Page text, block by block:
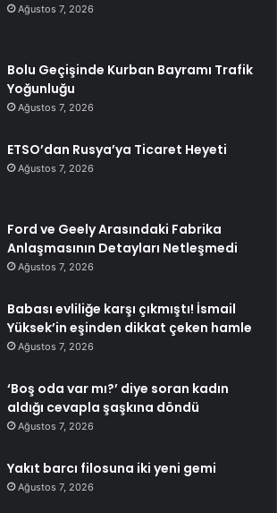
Ağustos 7, 2026
Bolu Geçişinde Kurban Bayramı Trafik
Yoğunluğu
Ağustos 7, 2026
ETSO’dan Rusya’ya Ticaret Heyeti
Ağustos 7, 2026
Ford ve Geely Arasındaki Fabrika
Anlaşmasının Detayları Netleşmedi
Ağustos 7, 2026
Babası evliliğe karşı çıkmıştı! İsmail
Yüksek’in eşinden dikkat çeken hamle
Ağustos 7, 2026
‘Boş oda var mı?’ diye soran kadın
aldığı cevapla şaşkına döndü
Ağustos 7, 2026
Yakıt barcı filosuna iki yeni gemi
Ağustos 7, 2026